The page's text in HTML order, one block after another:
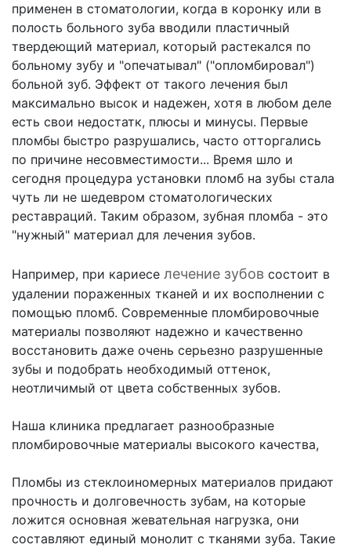
применен в стоматологии, когда в коронку или в
полость больного зуба вводили пластичный
твердеющий материал, который растекался по
больному зубу и "опечатывал" ("опломбировал")
больной зуб. Эффект от такого лечения был
максимально высок и надежен, хотя в любом деле
есть свои недостатк, плюсы и минусы. Первые
пломбы быстро разрушались, часто отторгались
по причине несовместимости... Время шло и
сегодня процедура установки пломб на зубы стала
чуть ли не шедевром стоматологических
реставраций. Таким образом, зубная пломба - это
"нужный" материал для лечения зубов.
Например, при кариесе лечение зубов состоит в
удалении пораженных тканей и их восполнении с
помощью пломб. Современные пломбировочные
материалы позволяют надежно и качественно
восстановить даже очень серьезно разрушенные
зубы и подобрать необходимый оттенок,
неотличимый от цвета собственных зубов.
Наша клиника предлагает разнообразные
пломбировочные материалы высокого качества,
Пломбы из стеклоиномерных материалов придают
прочность и долговечность зубам, на которые
ложится основная жевательная нагрузка, они
составляют единый монолит с тканями зуба. Такие